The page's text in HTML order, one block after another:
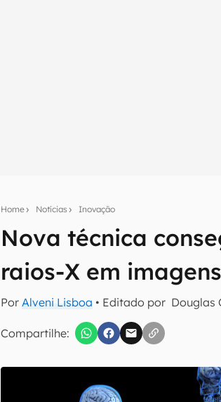
Home Notícias Inovação
Nova técnica
raios-X em
PorAlveni Lisboa • Editado por Douglas
Compartilhe:
Seu resumo inteligente do
Assine a newsletter do Canaltech e